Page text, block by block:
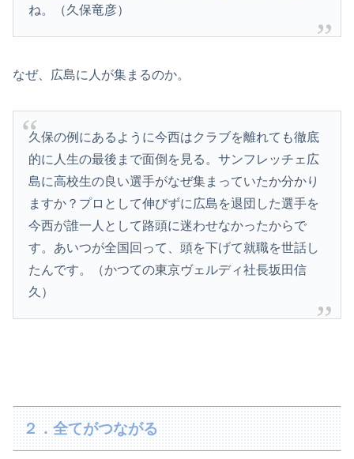
ね。（久保竜彦）
なぜ、広島に人が集まるのか。
久保の例にあるように今西はクラブを離れても徹底
的に人生の最後まで面倒を見る。サンフレッチェ広
島に高校生の良い選手がなぜ集まっていたか分かり
ますか？プロとして伸びずに広島を退団した選手を
今西が誰一人として路頭に迷わせなかったからで
す。あいつが全国回って、頭を下げて就職を世話し
たんです。（かつての東京ヴェルディ社長坂田信
久）
２．全てがつながる